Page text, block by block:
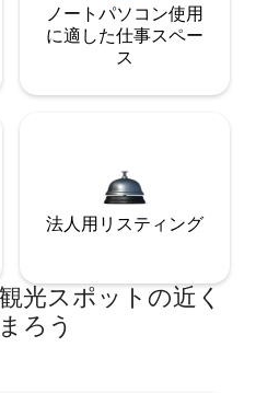
ノートパソコン使用
に適した仕事スペー
ス
法人用リスティング
光スポットの近く
ろう